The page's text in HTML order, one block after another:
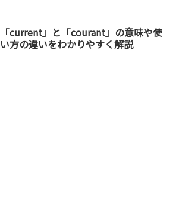
「current」と「courant」の意味や使
い方の違いをわかりやすく解説